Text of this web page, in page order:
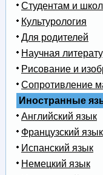
Студентам и
Культурология
Для родителей
Научная
Рисование и
Сопротивление
Иностранные
Английский язык
Французский язык
Испанский язык
Немецкий язык